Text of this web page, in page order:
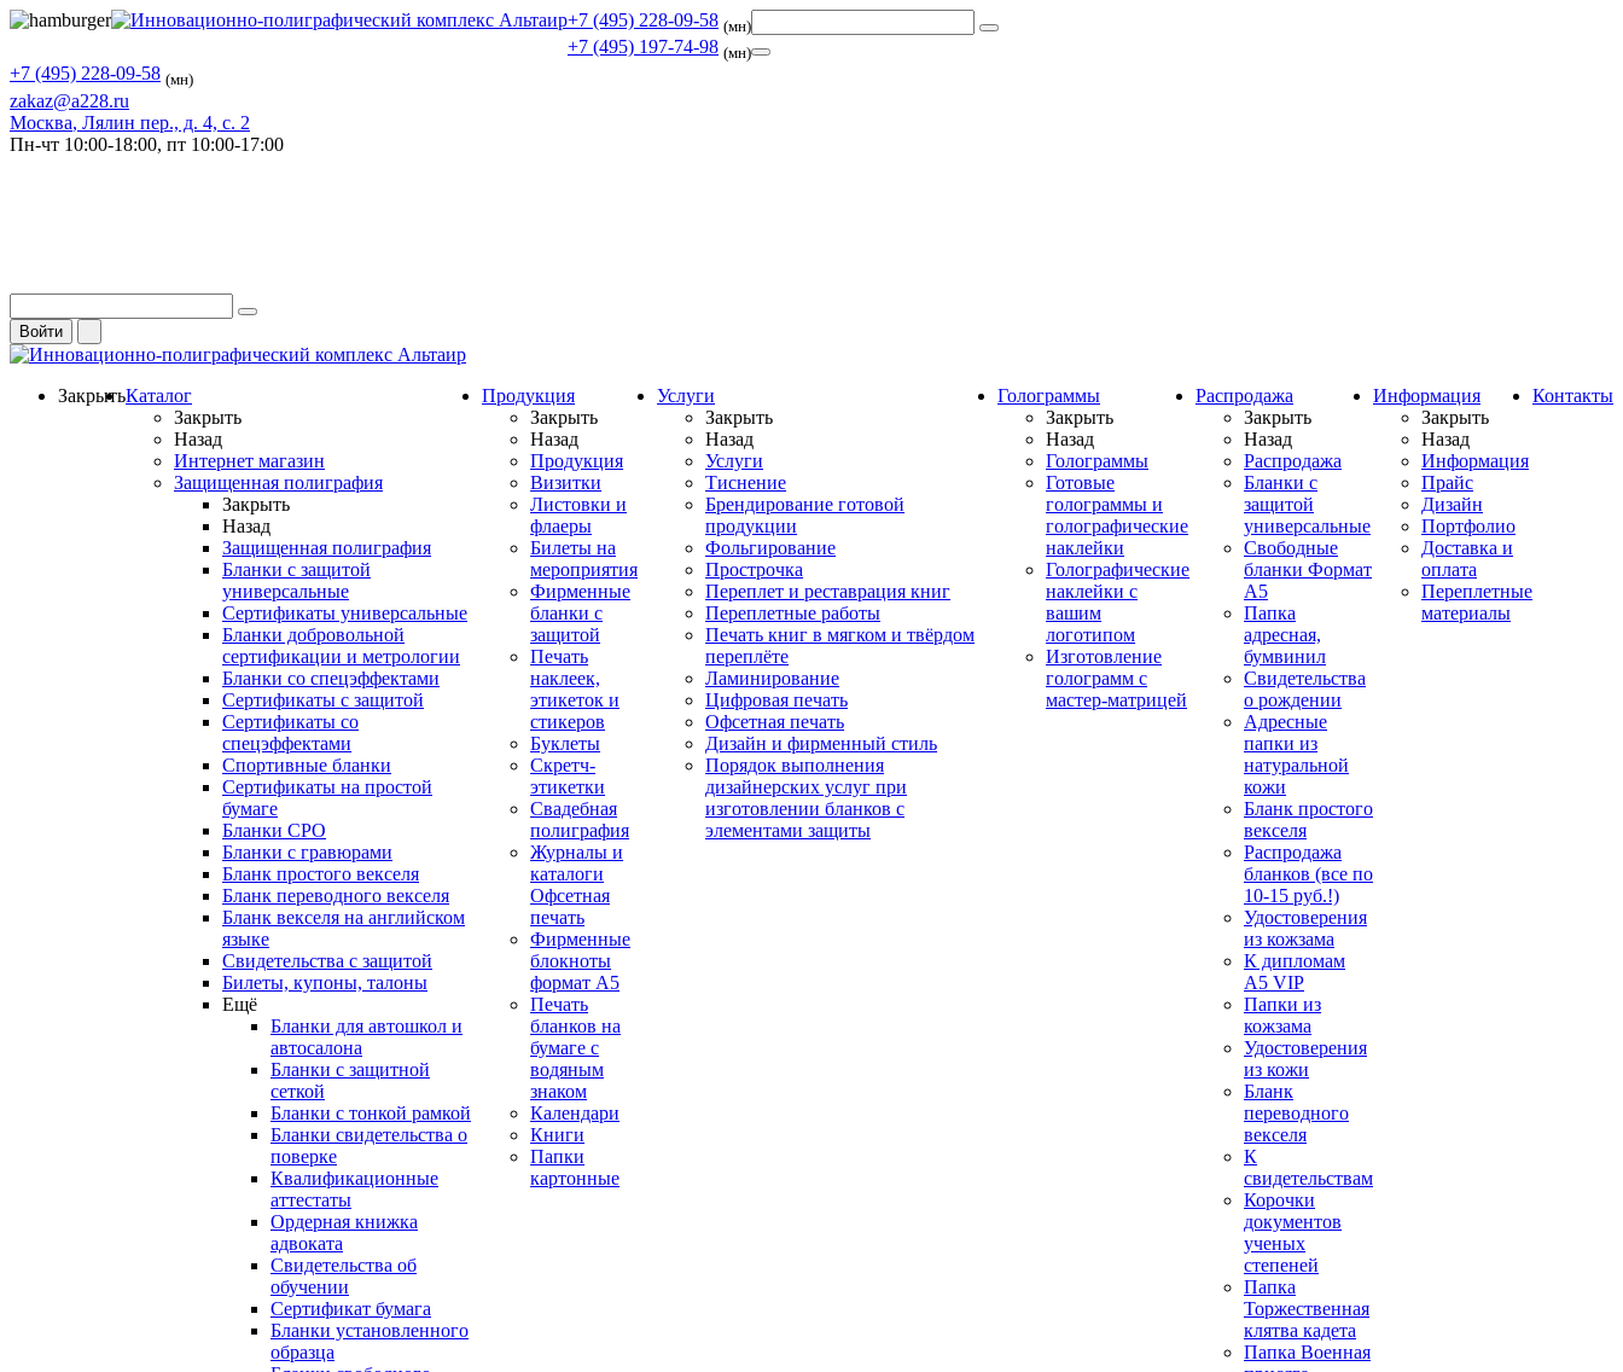
+7 (495) 228-09-58 (мн)
+7 (495) 197-74-98 (мн)
+7 (495) 228-09-58 (мн)
zakaz@a228.ru
Москва, Лялин пер., д. 4, с. 2
Пн-чт 10:00-18:00, пт 10:00-17:00
Войти
ЗакрытьКаталог
Закрыть
Назад
Интернет магазин
Защищенная полиграфия
Закрыть
Назад
Защищенная полиграфия
Бланки с защитой
универсальные
Сертификаты универсальные
Бланки добровольной
сертификации и метрологии
Бланки со спецэффектами
Сертификаты с защитой
Сертификаты со
спецэффектами
Спортивные бланки
Cертификаты на простой
бумаге
Бланки СРО
Бланки с гравюрами
Бланк простого векселя
Бланк переводного векселя
Бланк векселя на английском
языке
Свидетельства с защитой
Билеты, купоны, талоны
Ещё
Бланки для автошкол и
автосалона
Бланки с защитной
сеткой
Бланки с тонкой рамкой
Бланки свидетельства о
поверке
Квалификационные
аттестаты
Ордерная книжка
адвоката
Свидетельства об
обучении
Сертификат бумага
Бланки установленного
образца
Продукция
Закрыть
Назад
Продукция
Визитки
Листовки и
флаеры
Билеты на
мероприятия
Фирменные
бланки с
защитой
Печать
наклеек,
этикеток и
стикеров
Буклеты
Скретч-
этикетки
Свадебная
полиграфия
Журналы и
каталоги
Офсетная
печать
Фирменные
блокноты
формат А5
Печать
бланков на
бумаге с
водяным
знаком
Календари
Книги
Папки
картонные
Услуги
Закрыть
Назад
Услуги
Тиснение
Брендирование готовой
продукции
Фольгирование
Прострочка
Переплет и реставрация книг
Переплетные работы
Печать книг в мягком и твёрдом
переплёте
Ламинирование
Цифровая печать
Офсетная печать
Дизайн и фирменный стиль
Порядок выполнения
дизайнерских услуг при
изготовлении бланков с
элементами защиты
Голограммы
Закрыть
Назад
Голограммы
Готовые
голограммы и
голографические
наклейки
Голографические
наклейки с
вашим
логотипом
Изготовление
голограмм с
мастер-матрицей
Распродажа
Закрыть
Назад
Распродажа
Бланки с
защитой
универсальные
Свободные
бланки Формат
А5
Папка
адресная,
бумвинил
Свидетельства
о рождении
Адресные
папки из
натуральной
кожи
Бланк простого
векселя
Распродажа
бланков (все по
10-15 руб.!)
Удостоверения
из кожзама
К дипломам
А5 VIP
Папки из
кожзама
Удостоверения
из кожи
Бланк
переводного
векселя
К
свидетельствам
Корочки
документов
ученых
степеней
Папка
Торжественная
клятва кадета
Папка Военная
Информация
Закрыть
Назад
Информация
Прайс
Дизайн
Портфолио
Доставка и
оплата
Переплетные
материалы
Контакты